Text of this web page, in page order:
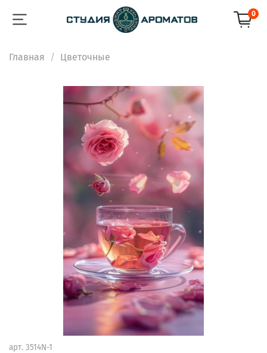
0
Главная Цветочные
арт. 3514N-1